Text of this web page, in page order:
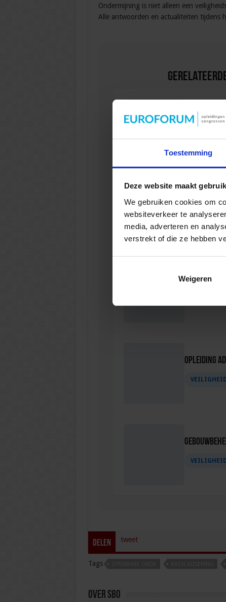
Toestemming
Deze website maakt
We gebruiken cookies om
websiteverkeer te
media, adverteren en
verstrekt of die ze hebben
Weigeren
Ondermijning is niet alleen een
Alle antwoorden en actualiteiten tijdens
Opleiding
Opleiding
Opleiding
Opleiding
Delen tweet
Tags
Over sbo